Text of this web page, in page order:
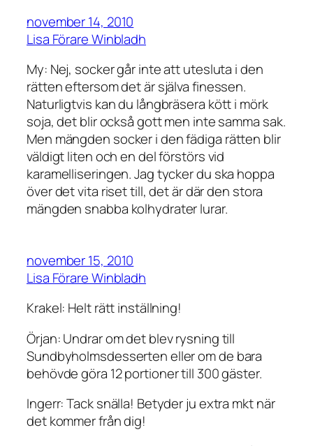
november 14, 2010
Lisa Förare Winbladh
My: Nej, socker går inte att utesluta i den
rätten eftersom det är själva finessen.
Naturligtvis kan du långbräsera kött i mörk
soja, det blir också gott men inte samma sak.
Men mängden socker i den fädiga rätten blir
väldigt liten och en del förstörs vid
karamelliseringen. Jag tycker du ska hoppa
över det vita riset till, det är där den stora
mängden snabba kolhydrater lurar.
november 15, 2010
Lisa Förare Winbladh
Krakel: Helt rätt inställning!
Örjan: Undrar om det blev rysning till
Sundbyholmsdesserten eller om de bara
behövde göra 12 portioner till 300 gäster.
Ingerr: Tack snälla! Betyder ju extra mkt när
det kommer från dig!